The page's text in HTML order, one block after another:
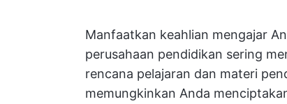
Manfaatkan keahlian mengajar
perusahaan pendidikan sering
rencana pelajaran dan materi
memungkinkan Anda